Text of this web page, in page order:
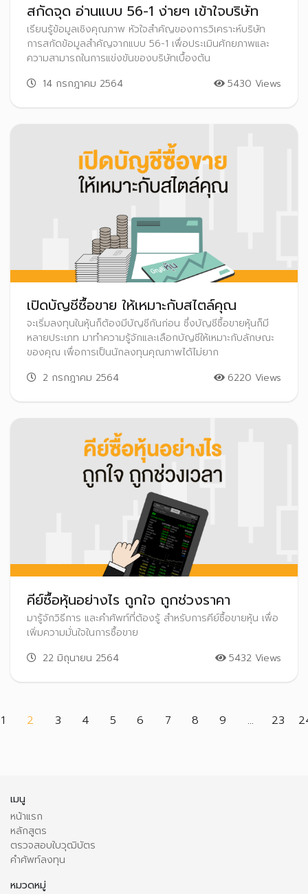
สกัดจุด อ่านแบบ 56-1 ง่ายๆ เข้าใจบริษัท
เรียนรู้ข้อมูลเชิงคุณภาพ หัวใจสำคัญของการวิเคราะห์บริษัท
การสกัดข้อมูลสำคัญจากแบบ 56-1 เพื่อประเมินศักยภาพและ
ความสามารถในการแข่งขันของบริษัทเบื้องต้น
14 กรกฎาคม 2564
5430 Views
เปิดบัญชีซื้อขาย ให้เหมาะกับสไตล์คุณ
จะเริ่มลงทุนในหุ้นก็ต้องมีบัญชีกันก่อน ซึ่งบัญชีซื้อขายหุ้นก็มี
หลายประเภท มาทำความรู้จักและเลือกบัญชีให้เหมาะกับลักษณะ
ของคุณ เพื่อการเป็นนักลงทุนคุณภาพได้ไม่ยาก
2 กรกฎาคม 2564
6220 Views
คีย์ซื้อหุ้นอย่างไร ถูกใจ ถูกช่วงราคา
มารู้จักวิธีการ และคำศัพท์ที่ต้องรู้ สำหรับการคีย์ซื้อขายหุ้น เพื่อ
เพิ่มความมั่นใจในการซื้อขาย
22 มิถุนายน 2564
5432 Views
1 2 (current)
3 4 5 6 7 8 9 ... 23
เมนู
หน้าแรก
หลักสูตร
ตรวจสอบใบวุฒิบัตร
คำศัพท์ลงทุน
หมวดหมู่